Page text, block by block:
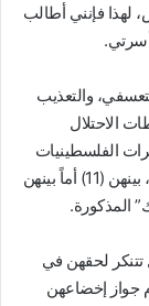
لهذا فإنني أطالب
والتعذيب
الاحتلال
الفلسطينيات
على وجه الخصوص، والبالغ عددهن (40) سيدة وفتاة، بينهن (11) أماً بينهن
المذكورة.
تتنكر لحقهن في
جواز إخضاعهن